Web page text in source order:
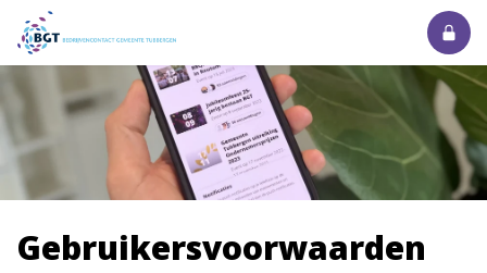
Gebruikersvoorwaarden